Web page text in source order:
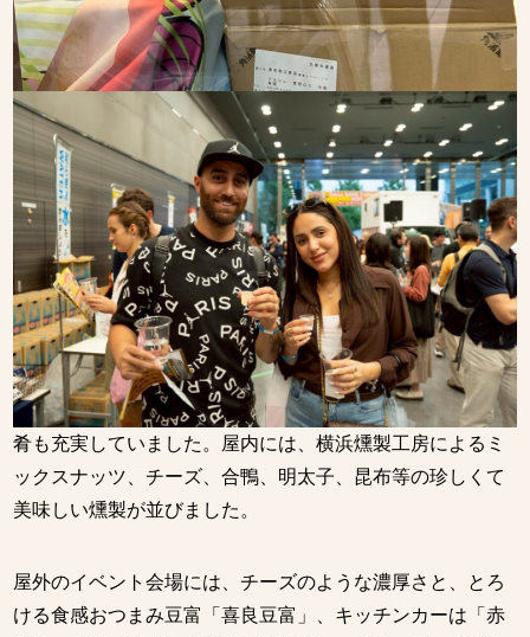
肴も充実していました。屋内には、横浜燻製工房によるミ
ックスナッツ、チーズ、合鴨、明太子、昆布等の珍しくて
美味しい燻製が並びました。
屋外のイベント会場には、チーズのような濃厚さと、とろ
ける食感おつまみ豆富「喜良豆富」、キッチンカーは「赤